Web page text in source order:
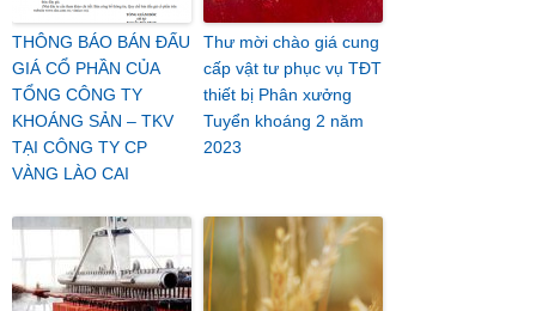
THÔNG BÁO BÁN ĐẤU
GIÁ CỔ PHẦN CỦA
TỔNG CÔNG TY
KHOÁNG SẢN – TKV
TẠI CÔNG TY CP
VÀNG LÀO CAI
Thư mời chào giá cung
cấp vật tư phục vụ TĐT
thiết bị Phân xưởng
Tuyển khoáng 2 năm
2023